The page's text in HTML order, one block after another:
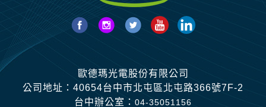
歐德瑪光電股份有限公司
公司地址：40654台中市北屯區北屯路366號7F-2
台中辦公室： 04-35051156